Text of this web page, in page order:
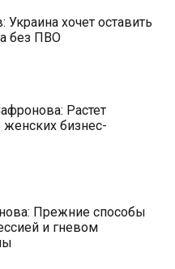
Украина хочет оставить
без ПВО
Растет
женских бизнес-
Прежние способы
и гневом